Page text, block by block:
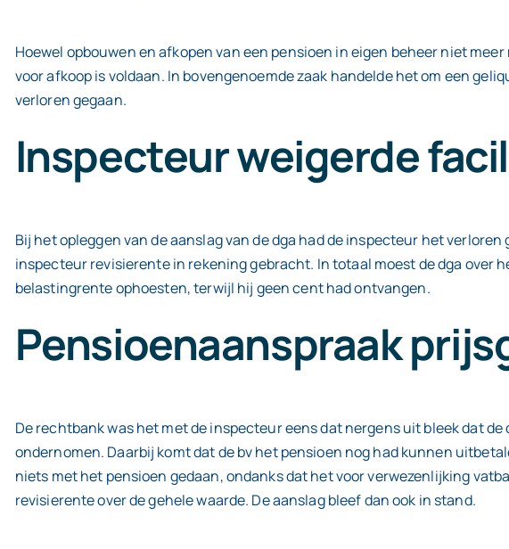
Hoewel opbouwen en afkopen van een pensioen in eigen beheer niet
voor afkoop is voldaan. In bovengenoemde zaak handelde het om een
verloren gegaan.
Inspecteur weigerde
Bij het opleggen van de aanslag van de dga had de inspecteur het
inspecteur revisierente in rekening gebracht. In totaal moest de dga over
belastingrente ophoesten, terwijl hij geen cent had ontvangen.
Pensioenaanspraak
De rechtbank was het met de inspecteur eens dat nergens uit bleek dat
ondernomen. Daarbij komt dat de bv het pensioen nog had kunnen
niets met het pensioen gedaan, ondanks dat het voor verwezenlijking
revisierente over de gehele waarde. De aanslag bleef dan ook in stand.